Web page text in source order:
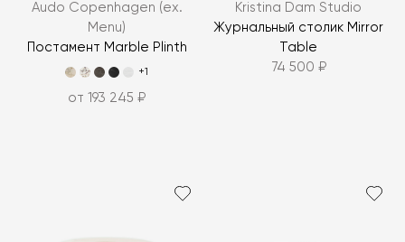
Audo Copenhagen (ex.
Menu)
Постамент Marble Plinth
+1
от 193 245 ₽
Kristina Dam Studio
Журнальный столик Mirror
Table
74 500 ₽